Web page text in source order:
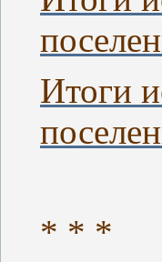
Итоги
* * *